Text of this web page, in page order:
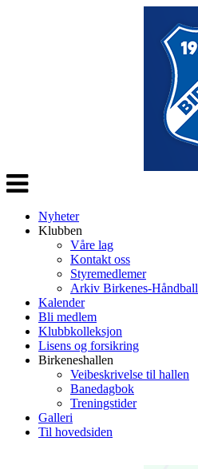
Veksle
navigasjon
Nyheter
Klubben
Våre lag
Kontakt oss
Styremedlemer
Arkiv Birkenes-Håndball
Kalender
Bli medlem
Klubbkolleksjon
Lisens og forsikring
Birkeneshallen
Veibeskrivelse til hallen
Banedagbok
Treningstider
Galleri
Til hovedsiden